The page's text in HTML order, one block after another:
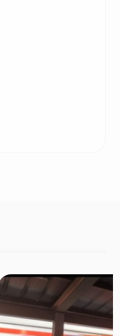
Sewa mulai
Rp 300rb